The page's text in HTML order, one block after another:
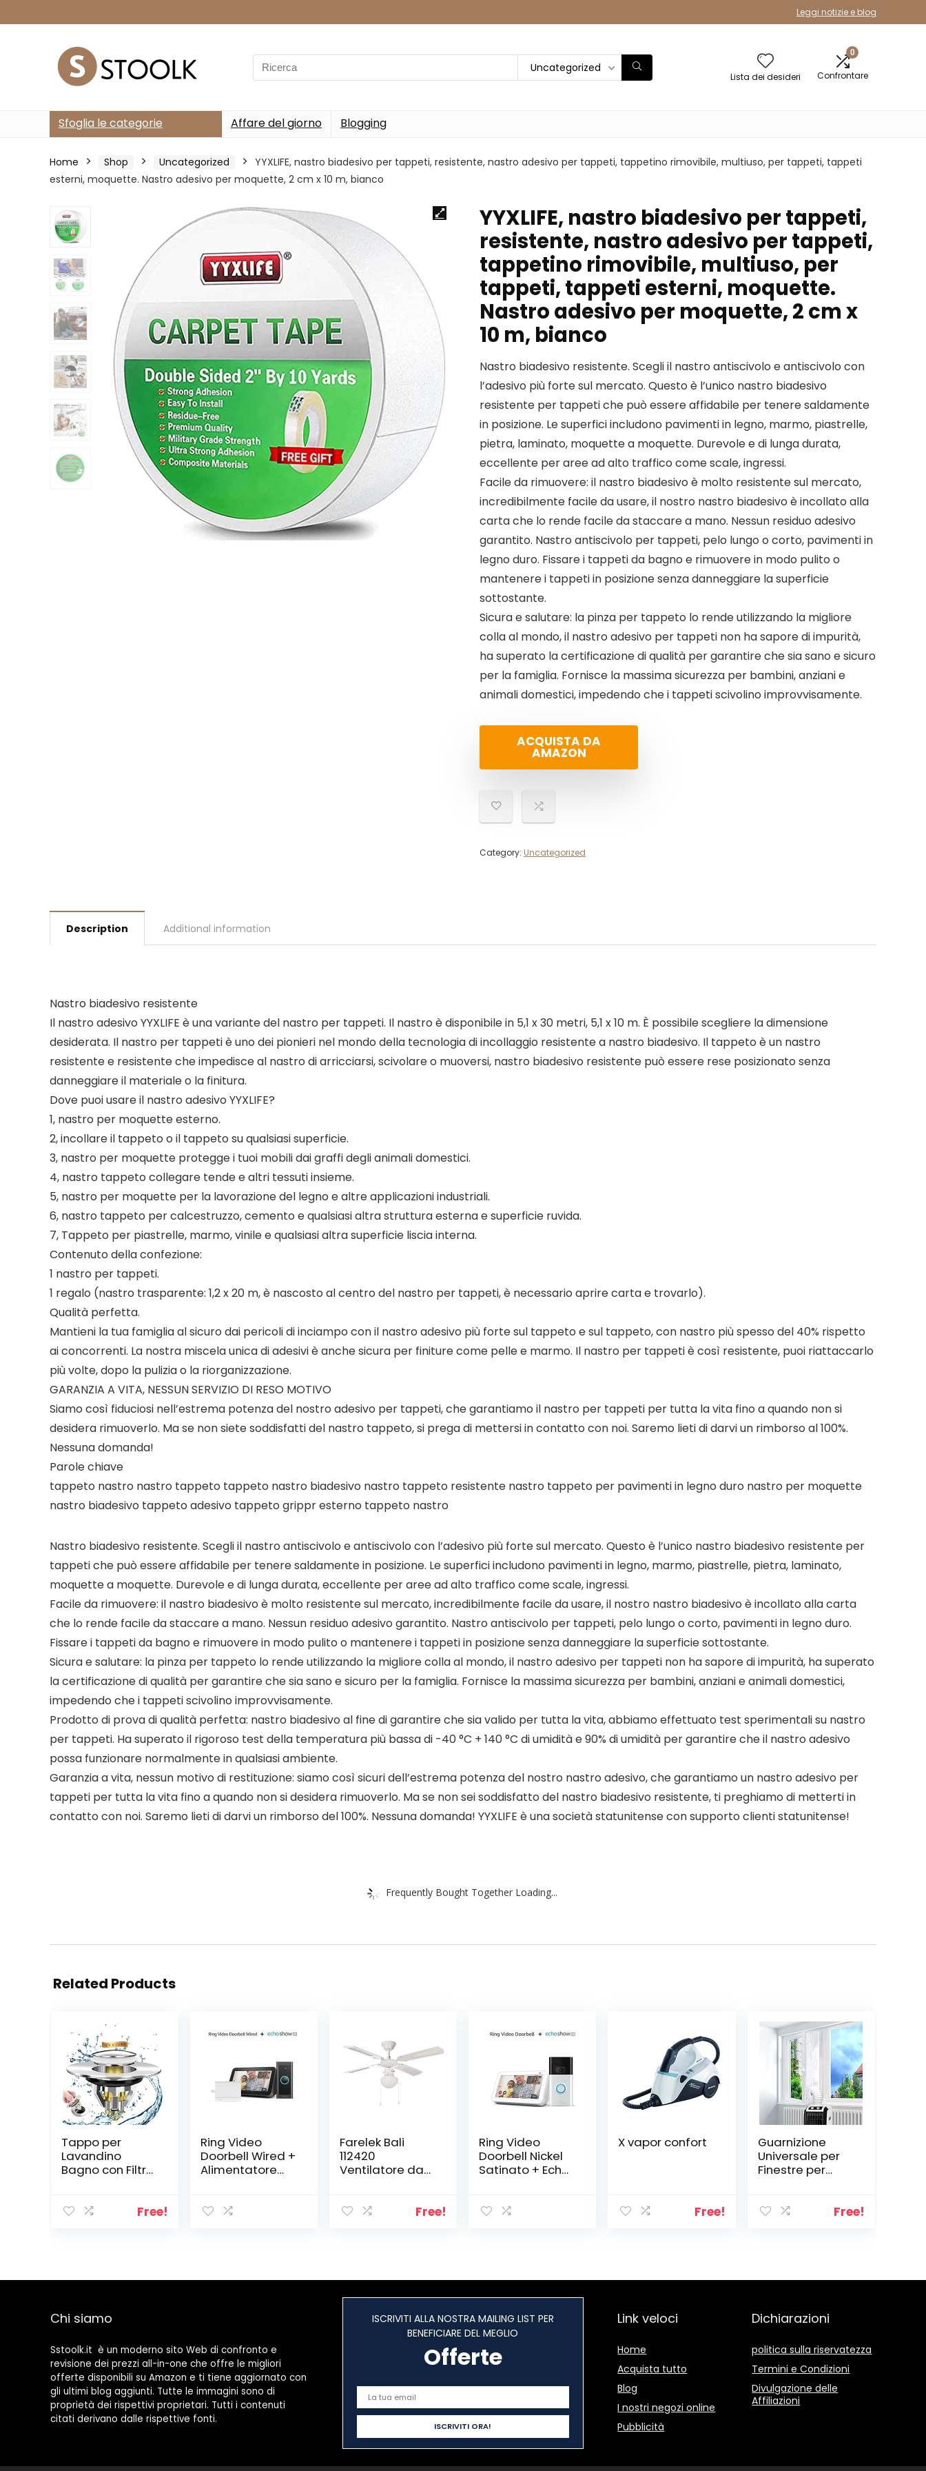
Leggi notizie e blog
Search
for:
Uncategorized
Lista dei desideri
0
Confrontare
Sfoglia le categorie Affare del giorno Blogging
Home Shop Uncategorized
YYXLIFE, nastro biadesivo per tappeti, resistente, nastro adesivo per tappeti, tappetino rimovibile, multiuso, per tappeti, tappeti
esterni, moquette. Nastro adesivo per moquette, 2 cm x 10 m, bianco
YYXLIFE, nastro biadesivo per tappeti,
resistente, nastro adesivo per tappeti,
tappetino rimovibile, multiuso, per
tappeti, tappeti esterni, moquette.
Nastro adesivo per moquette, 2 cm x
10 m, bianco
Nastro biadesivo resistente. Scegli il nastro antiscivolo e antiscivolo con
l’adesivo più forte sul mercato. Questo è l’unico nastro biadesivo
resistente per tappeti che può essere affidabile per tenere saldamente
in posizione. Le superfici includono pavimenti in legno, marmo, piastrelle,
pietra, laminato, moquette a moquette. Durevole e di lunga durata,
eccellente per aree ad alto traffico come scale, ingressi.
Facile da rimuovere: il nastro biadesivo è molto resistente sul mercato,
incredibilmente facile da usare, il nostro nastro biadesivo è incollato alla
carta che lo rende facile da staccare a mano. Nessun residuo adesivo
garantito. Nastro antiscivolo per tappeti, pelo lungo o corto, pavimenti in
legno duro. Fissare i tappeti da bagno e rimuovere in modo pulito o
mantenere i tappeti in posizione senza danneggiare la superficie
sottostante.
Sicura e salutare: la pinza per tappeto lo rende utilizzando la migliore
colla al mondo, il nastro adesivo per tappeti non ha sapore di impurità,
ha superato la certificazione di qualità per garantire che sia sano e sicuro
per la famiglia. Fornisce la massima sicurezza per bambini, anziani e
animali domestici, impedendo che i tappeti scivolino improvvisamente.
ACQUISTA DA
AMAZON
Category: Uncategorized
Description Additional information
Nastro biadesivo resistente
Il nastro adesivo YYXLIFE è una variante del nastro per tappeti. Il nastro è disponibile in 5,1 x 30 metri, 5,1 x 10 m. È possibile scegliere la dimensione
desiderata. Il nastro per tappeti è uno dei pionieri nel mondo della tecnologia di incollaggio resistente a nastro biadesivo. Il tappeto è un nastro
resistente e resistente che impedisce al nastro di arricciarsi, scivolare o muoversi, nastro biadesivo resistente può essere rese posizionato senza
danneggiare il materiale o la finitura.
Dove puoi usare il nastro adesivo YYXLIFE?
1, nastro per moquette esterno.
2, incollare il tappeto o il tappeto su qualsiasi superficie.
3, nastro per moquette protegge i tuoi mobili dai graffi degli animali domestici.
4, nastro tappeto collegare tende e altri tessuti insieme.
5, nastro per moquette per la lavorazione del legno e altre applicazioni industriali.
6, nastro tappeto per calcestruzzo, cemento e qualsiasi altra struttura esterna e superficie ruvida.
7, Tappeto per piastrelle, marmo, vinile e qualsiasi altra superficie liscia interna.
Contenuto della confezione:
1 nastro per tappeti.
1 regalo (nastro trasparente: 1,2 x 20 m, è nascosto al centro del nastro per tappeti, è necessario aprire carta e trovarlo).
Qualità perfetta.
Mantieni la tua famiglia al sicuro dai pericoli di inciampo con il nastro adesivo più forte sul tappeto e sul tappeto, con nastro più spesso del 40% rispetto
ai concorrenti. La nostra miscela unica di adesivi è anche sicura per finiture come pelle e marmo. Il nastro per tappeti è così resistente, puoi riattaccarlo
più volte, dopo la pulizia o la riorganizzazione.
GARANZIA A VITA, NESSUN SERVIZIO DI RESO MOTIVO
Siamo così fiduciosi nell’estrema potenza del nostro adesivo per tappeti, che garantiamo il nastro per tappeti per tutta la vita fino a quando non si
desidera rimuoverlo. Ma se non siete soddisfatti del nastro tappeto, si prega di mettersi in contatto con noi. Saremo lieti di darvi un rimborso al 100%.
Nessuna domanda!
Parole chiave
tappeto nastro nastro tappeto tappeto nastro biadesivo nastro tappeto resistente nastro tappeto per pavimenti in legno duro nastro per moquette
nastro biadesivo tappeto adesivo tappeto grippr esterno tappeto nastro
Nastro biadesivo resistente. Scegli il nastro antiscivolo e antiscivolo con l’adesivo più forte sul mercato. Questo è l’unico nastro biadesivo resistente per
tappeti che può essere affidabile per tenere saldamente in posizione. Le superfici includono pavimenti in legno, marmo, piastrelle, pietra, laminato,
moquette a moquette. Durevole e di lunga durata, eccellente per aree ad alto traffico come scale, ingressi.
Facile da rimuovere: il nastro biadesivo è molto resistente sul mercato, incredibilmente facile da usare, il nostro nastro biadesivo è incollato alla carta
che lo rende facile da staccare a mano. Nessun residuo adesivo garantito. Nastro antiscivolo per tappeti, pelo lungo o corto, pavimenti in legno duro.
Fissare i tappeti da bagno e rimuovere in modo pulito o mantenere i tappeti in posizione senza danneggiare la superficie sottostante.
Sicura e salutare: la pinza per tappeto lo rende utilizzando la migliore colla al mondo, il nastro adesivo per tappeti non ha sapore di impurità, ha superato
la certificazione di qualità per garantire che sia sano e sicuro per la famiglia. Fornisce la massima sicurezza per bambini, anziani e animali domestici,
impedendo che i tappeti scivolino improvvisamente.
Prodotto di prova di qualità perfetta: nastro biadesivo al fine di garantire che sia valido per tutta la vita, abbiamo effettuato test sperimentali su nastro
per tappeti. Ha superato il rigoroso test della temperatura più bassa di -40 °C + 140 °C di umidità e 90% di umidità per garantire che il nastro adesivo
possa funzionare normalmente in qualsiasi ambiente.
Garanzia a vita, nessun motivo di restituzione: siamo così sicuri dell’estrema potenza del nostro nastro adesivo, che garantiamo un nastro adesivo per
tappeti per tutta la vita fino a quando non si desidera rimuoverlo. Ma se non sei soddisfatto del nastro biadesivo resistente, ti preghiamo di metterti in
contatto con noi. Saremo lieti di darvi un rimborso del 100%. Nessuna domanda! YYXLIFE è una società statunitense con supporto clienti statunitense!
Frequently Bought Together Loading...
Related Products
Tappo per
Lavandino
Bagno con Filtro
Lavabo a
Up, Filtro di
Lavabo per
Vasca (Ø37-
41mm)
Free!
Ring Video
Doorbell Wired +
Alimentatore
Show 5 (2ª
Alexa | Video in
Farelek Bali
112420
Ventilatore da
Free!
Ring Video
Doorbell Nickel
Satinato + Echo
modello 2021) |
2 MP | Bianco
ghiaccio
X vapor confort
Free!
Guarnizione
Universale per
Finestre per
Asciugatrice,
Installare, Senza
300CM
Free!
Chi siamo
Sstoolk.it è un moderno sito Web di confronto e
revisione dei prezzi all-in-one che offre le migliori
offerte disponibili su Amazon e ti tiene aggiornato con
gli ultimi blog aggiunti. Tutte le immagini sono di
proprietà dei rispettivi proprietari. Tutti i contenuti
citati derivano dalle rispettive fonti.
ISCRIVITI ALLA NOSTRA MAILING LIST PER
BENEFICIARE DEL MEGLIO
Offerte
Link veloci
Home
Acquista tutto
Blog
I nostri negozi online
Pubblicità
Dichiarazioni
politica sulla riservatezza
Termini e Condizioni
Divulgazione delle
Affiliazioni